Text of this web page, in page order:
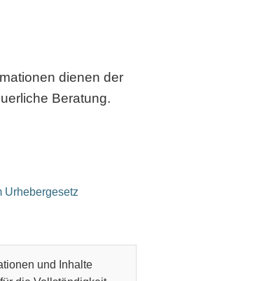
dienen der
Beratung.
Urhebergesetz
und Inhalte